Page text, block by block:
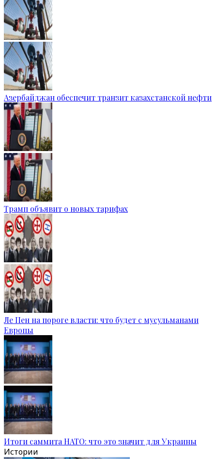
Азербайджан обеспечит транзит казахстанской нефти
Трамп объявит о новых тарифах
Ле Пен на пороге власти: что будет с мусульманами
Европы
Итоги саммита НАТО: что это значит для Украины
Истории